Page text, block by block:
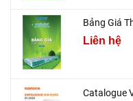
Bảng Giá
Liên hệ
Catalogue